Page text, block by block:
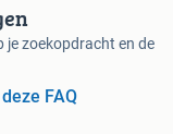
je zoekopdracht en de
FAQ